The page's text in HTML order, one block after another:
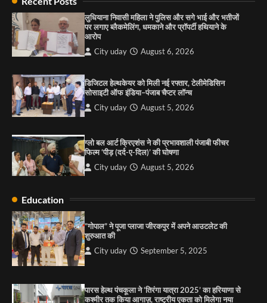
4
1
शुरुआत की
City uday September 5, 2025
2
कश्मीर तक किया आगाज़, राष्ट्रीय एकता को मिलेगा नया
आयाम
3
कार्यक्रम आयोजित
की कसम: देवशाली
लुधियाना निवासी महिला ने पुलिस और सगे भाई और भतीजों
पर लगाए ब्लैकमेलिंग, धमकाने और प्रॉपर्टी हथियाने के
आरोप
City uday August 6, 2026
डिजिटल हेल्थकेयर को मिली नई रफ्तार, टेलीमेडिसिन
सोसाइटी ऑफ इंडिया–पंजाब चैप्टर लॉन्च
City uday August 5, 2026
ग्लो बल आर्ट क्रिएशंस ने की प्रभावशाली पंजाबी फीचर
फिल्म ‘पीड़ (दर्द-ए-दिल)’ की घोषणा
City uday August 5, 2026
Education
“गोपाल” ने पूजा प्लाजा जीरकपुर में अपने आउटलेट की
शुरुआत की
City uday September 5, 2025
पारस हेल्थ पंचकूला ने ‘तिरंगा यात्रा 2025’ का हरियाणा से
कश्मीर तक किया आगाज़, राष्ट्रीय एकता को मिलेगा नया